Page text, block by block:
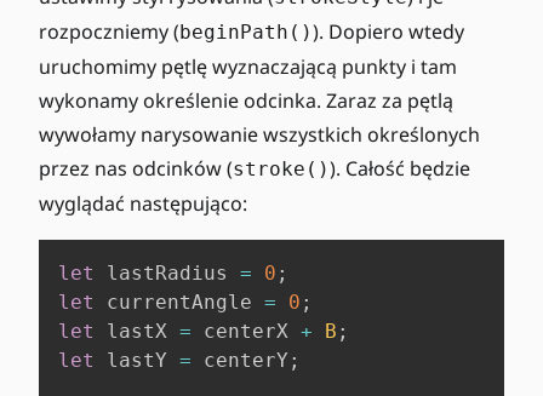
rozpoczniemy (beginPath()). Dopiero wtedy
uruchomimy pętlę wyznaczającą punkty i tam
wykonamy określenie odcinka. Zaraz za pętlą
wywołamy narysowanie wszystkich określonych
przez nas odcinków (stroke()). Całość będzie
wyglądać następująco:
let lastRadius = 0 ;
let
currentAngle = 0 ;
let
lastX = centerX + B ;
let
lastY = centerY ;